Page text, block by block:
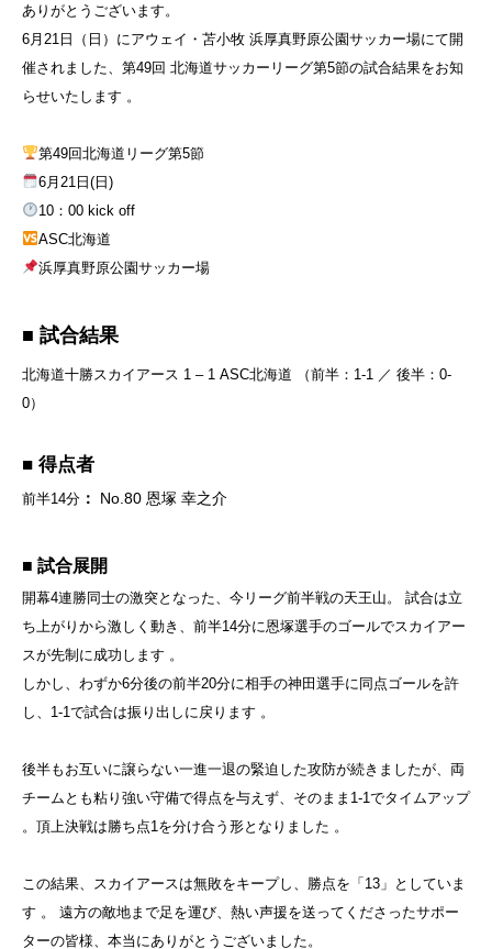
ありがとうございます。
6月21日（日）にアウェイ・苫小牧 浜厚真野原公園サッカー場にて開
催されました、第49回 北海道サッカーリーグ第5節の試合結果をお知
らせいたします 。
第49回北海道リーグ第5節
6月21日(日)
10：00 kick off
ASC北海道
浜厚真野原公園サッカー場
■ 試合結果
北海道十勝スカイアース 1 – 1 ASC北海道
（前半：1-1 ／ 後半：0-
0）
■ 得点者
前半14分 ： No.80 恩塚 幸之介
■ 試合展開
開幕4連勝同士の激突となった、今リーグ前半戦の天王山。 試合は立
ち上がりから激しく動き、前半14分に恩塚選手のゴールでスカイアー
スが先制に成功します 。
しかし、わずか6分後の前半20分に相手の神田選手に同点ゴールを許
し、1-1で試合は振り出しに戻ります 。
後半もお互いに譲らない一進一退の緊迫した攻防が続きましたが、両
チームとも粘り強い守備で得点を与えず、そのまま1-1でタイムアップ
。頂上決戦は勝ち点1を分け合う形となりました 。
この結果、スカイアースは無敗をキープし、勝点を「13」としていま
す 。 遠方の敵地まで足を運び、熱い声援を送ってくださったサポー
ターの皆様、本当にありがとうございました。